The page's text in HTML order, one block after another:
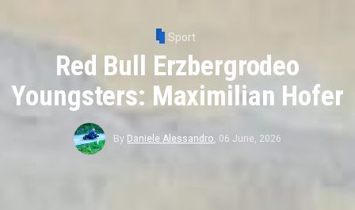
Sport
Red Bull Erzbergrodeo
Youngsters: Maximilian Hofer
By Daniele Alessandro 06 June, 2026